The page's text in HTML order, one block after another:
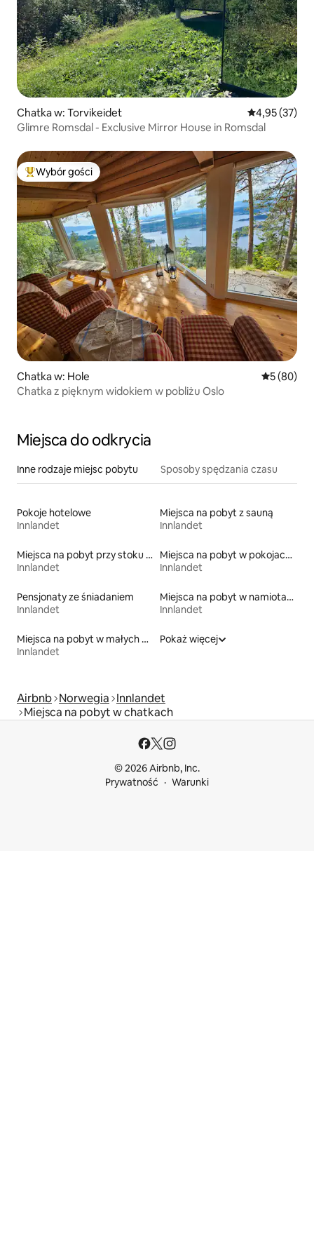
Chatka w: Torvikeidet Średnia
4,95 (37)
Glimre Romsdal - Exclusive Mirror House in Romsdal
Najpopularniejsze z kategorii Wybór gości
Wybór gości
Chatka w: Hole Średnia
5 (80)
Chatka z pięknym widokiem w pobliżu Oslo
Miejsca do odkrycia
Inne rodzaje miejsc pobytu Sposoby spędzania czasu
Pokoje hotelowe
Innlandet
Miejsca na pobyt z sauną
Innlandet
Miejsca na pobyt przy stoku narciarskim
Innlandet
Miejsca na pobyt w pokojach prywatnych z łazienką
Innlandet
Pensjonaty ze śniadaniem
Innlandet
Miejsca na pobyt w namiotach
Innlandet
Miejsca na pobyt w małych domkach
Innlandet
Pokaż więcej
Airbnb Norwegia Innlandet
Miejsca na pobyt w chatkach
© 2026 Airbnb, Inc.
Prywatność
Warunki